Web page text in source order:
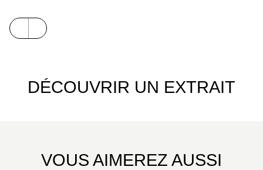
DÉCOUVRIR UN EXTRAIT
VOUS AIMEREZ AUSSI